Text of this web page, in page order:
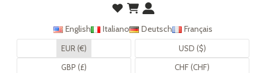
English Italiano Deutsch Français
EUR (€)
USD ($)
GBP (£)
CHF (CHF)